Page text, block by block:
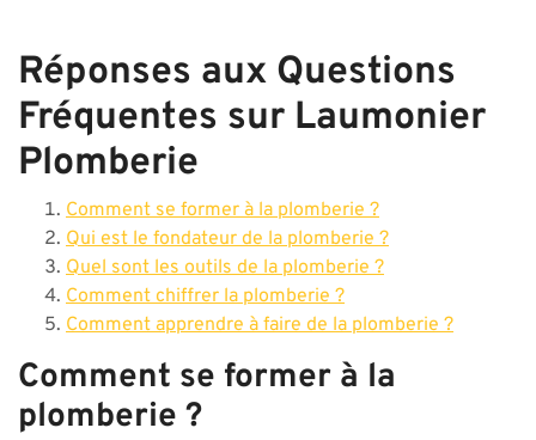
Réponses aux Questions
Fréquentes sur Laumonier
Plomberie
Comment se former à la plomberie ?
Qui est le fondateur de la plomberie ?
Quel sont les outils de la plomberie ?
Comment chiffrer la plomberie ?
Comment apprendre à faire de la plomberie ?
Comment se former à la
plomberie ?